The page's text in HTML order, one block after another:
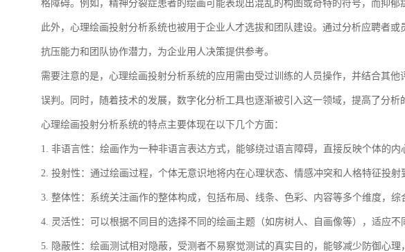
格障碍。例如，精神分裂症患者的绘画可能表现出混乱的构图或奇特的符号，而抑郁
此外，心理绘画投射分析系统也被用于企业人才选拔和团队建设。通过分析应聘者或
抗压能力和团队协作潜力，为企业用人决策提供参考。
需要注意的是，心理绘画投射分析系统的应用需由受过训练的人员操作，并结合其
误判。同时，随着技术的发展，数字化分析工具也逐渐被引入这一领域，提高了分析
心理绘画投射分析系统的特点主要体现在以下几个方面：
1. 非语言性：绘画作为一种非语言表达方式，能够绕过语言障碍，直接反映个体的内
2. 投射性：通过绘画过程，个体无意识地将内在心理状态、情感冲突和人格特征投射
3. 整体性：系统关注画作的整体构成，包括布局、线条、色彩、内容等多个维度，综
4. 灵活性：可以根据不同目的选择不同的绘画主题（如房树人、自画像等），适应不
5. 隐蔽性：绘画测试相对隐蔽，受测者不易察觉测试的真实目的，能够减少防御心理